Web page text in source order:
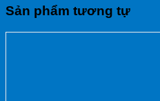
Sản phẩm tương tự